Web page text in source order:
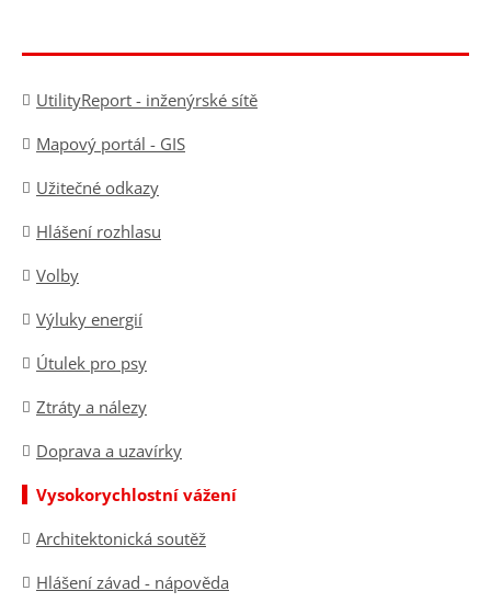
UtilityReport - inženýrské sítě
Mapový portál - GIS
Užitečné odkazy
Hlášení rozhlasu
Volby
Výluky energií
Útulek pro psy
Ztráty a nálezy
Doprava a uzavírky
Vysokorychlostní vážení
Architektonická soutěž
Hlášení závad - nápověda